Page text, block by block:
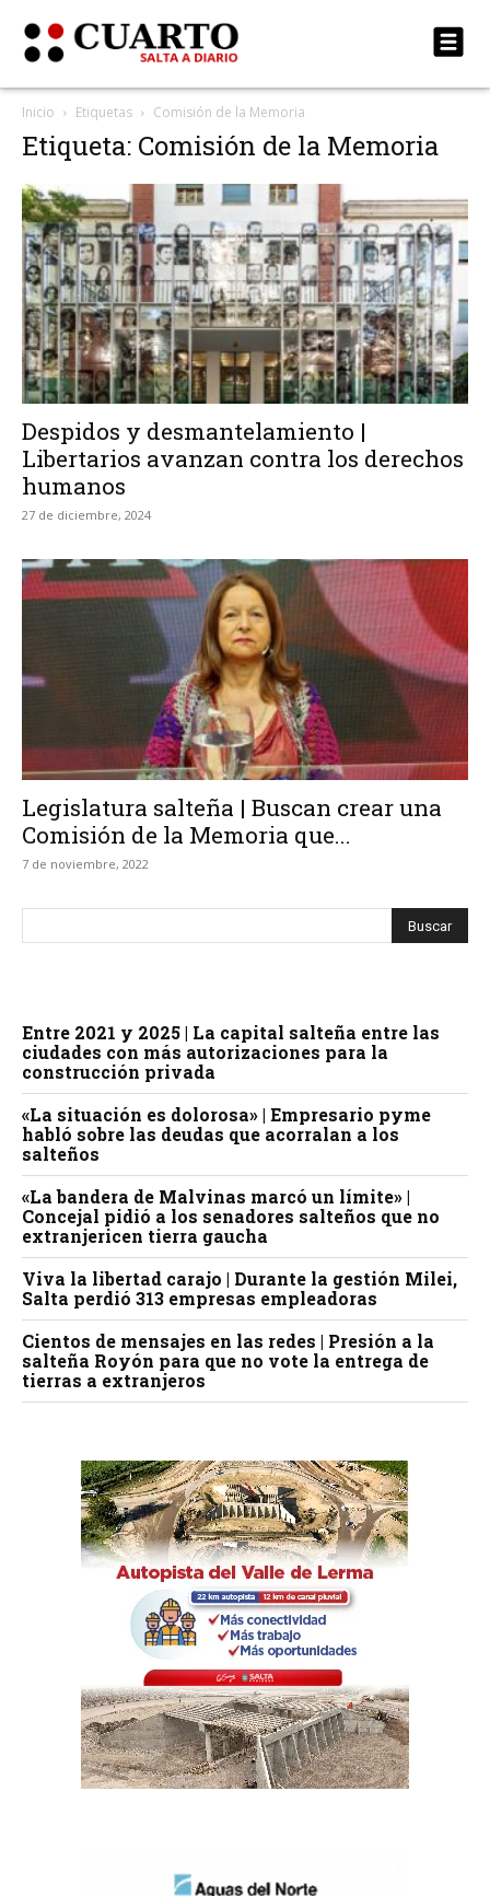
Inicio Etiquetas Comisión de la Memoria
Etiqueta: Comisión de la Memoria
Despidos y desmantelamiento |
Libertarios avanzan contra los derechos
humanos
27 de diciembre, 2024
Legislatura salteña | Buscan crear una
Comisión de la Memoria que...
7 de noviembre, 2022
Entre 2021 y 2025 | La capital salteña entre las
ciudades con más autorizaciones para la
construcción privada
«La situación es dolorosa» | Empresario pyme
habló sobre las deudas que acorralan a los
salteños
«La bandera de Malvinas marcó un límite» |
Concejal pidió a los senadores salteños que no
extranjericen tierra gaucha
Viva la libertad carajo | Durante la gestión Milei,
Salta perdió 313 empresas empleadoras
Cientos de mensajes en las redes | Presión a la
salteña Royón para que no vote la entrega de
tierras a extranjeros